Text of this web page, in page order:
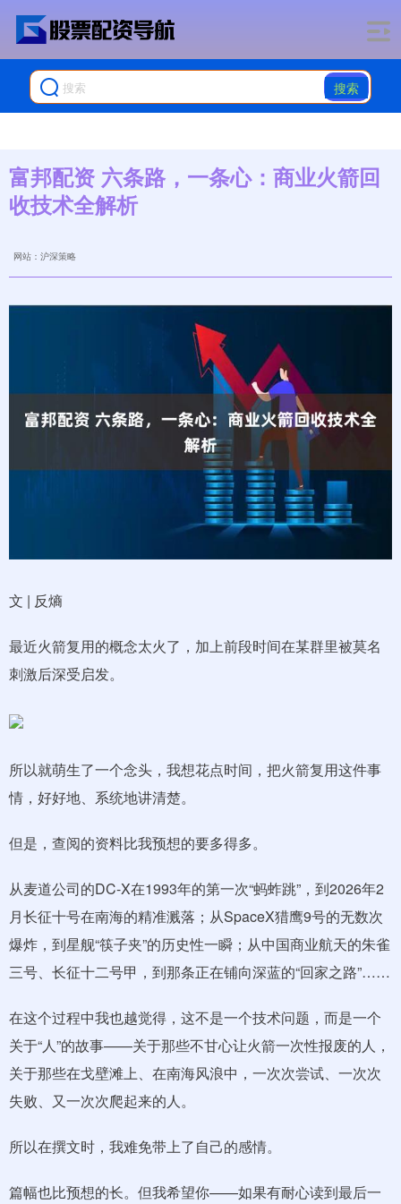
搜索
富邦配资 六条路，一条心：商业火箭回
收技术全解析
网站：沪深策略
文 | 反熵
最近火箭复用的概念太火了，加上前段时间在某群里被莫名
刺激后深受启发。
所以就萌生了一个念头，我想花点时间，把火箭复用这件事
情，好好地、系统地讲清楚。
但是，查阅的资料比我预想的要多得多。
从麦道公司的DC-X在1993年的第一次“蚂蚱跳”，到2026年2
月长征十号在南海的精准溅落；从SpaceX猎鹰9号的无数次
爆炸，到星舰“筷子夹”的历史性一瞬；从中国商业航天的朱雀
三号、长征十二号甲，到那条正在铺向深蓝的“回家之路”……
在这个过程中我也越觉得，这不是一个技术问题，而是一个
关于“人”的故事——关于那些不甘心让火箭一次性报废的人，
关于那些在戈壁滩上、在南海风浪中，一次次尝试、一次次
失败、又一次次爬起来的人。
所以在撰文时，我难免带上了自己的感情。
篇幅也比预想的长。但我希望你——如果有耐心读到最后一